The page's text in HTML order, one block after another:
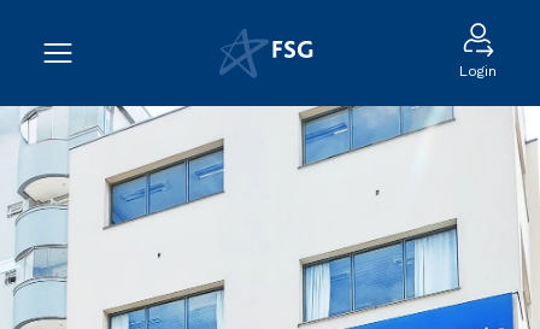
Login